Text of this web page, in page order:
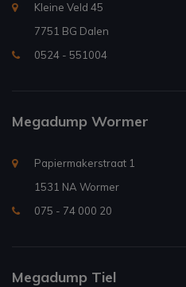
Kleine Veld 45
7751 BG Dalen
0524 - 551004
Megadump Wormer
Papiermakerstraat 1
1531 NA Wormer
075 - 74 000 20
Megadump Tiel